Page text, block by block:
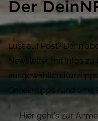
Der
Lust auf Post? Dann
Newsletter mit Infos zu
ausgewählten
Geheimtipps rund
Hier geht's zur